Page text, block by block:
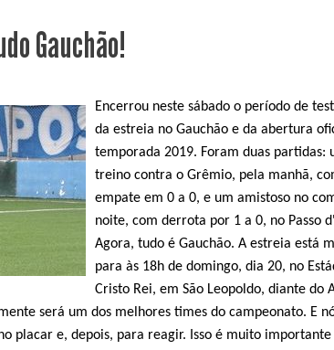
Gauchão!
Encerrou neste sábado o período de
da estreia no Gauchão e da abertura
temporada 2019. Foram duas partidas:
treino contra o Grêmio, pela manhã,
empate em 0 a 0, e um amistoso no
noite, com derrota por 1 a 0, no Passo
Agora, tudo é Gauchão. A estreia está
para às 18h de domingo, dia 20, no
Cristo Rei, em São Leopoldo, diante do
será um dos melhores times do campeonato. E
placar e, depois, para reagir. Isso é muito importante